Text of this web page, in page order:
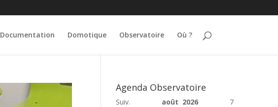
Documentation Domotique Observatoire Où ?
Agenda Observatoire
Suiv. 7
août 2026